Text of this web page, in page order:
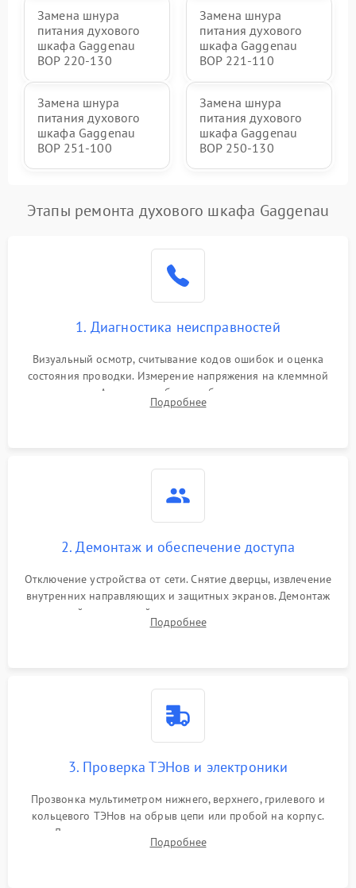
Замена шнура
питания духового
шкафа Gaggenau
BOP 220-130
Замена шнура
питания духового
шкафа Gaggenau
BOP 221-110
Замена шнура
питания духового
шкафа Gaggenau
BOP 251-100
Замена шнура
питания духового
шкафа Gaggenau
BOP 250-130
Этапы ремонта духового шкафа Gaggenau
1. Диагностика неисправностей
Визуальный осмотр, считывание кодов ошибок и оценка
состояния проводки. Измерение напряжения на клеммной
колодке. Анализ жалоб на проблемы с нагревом,
конвекцией, панелью управления или блокировкой дверцы.
Подробнее
2. Демонтаж и обеспечение доступа
Отключение устройства от сети. Снятие дверцы, извлечение
внутренних направляющих и защитных экранов. Демонтаж
задней или верхней панели для прямого доступа к
нагревательным элементам, плате и вентиляторам.
Подробнее
3. Проверка ТЭНов и электроники
Прозвонка мультиметром нижнего, верхнего, грилевого и
кольцевого ТЭНов на обрыв цепи или пробой на корпус.
Диагностика термостата, датчиков температуры,
переключателя режимов и мотора конвекции.
Подробнее